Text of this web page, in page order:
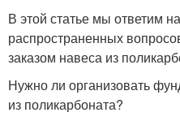
В этой статье мы ответим
распространенных
заказом навеса из
Нужно ли организовать
из поликарбоната?